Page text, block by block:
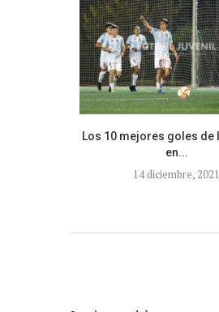
Los 10 mejores goles de
en...
14 diciembre, 2021